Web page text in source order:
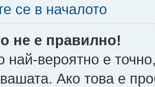
се в началото
не е правилно!
най-вероятно е
Ако това е